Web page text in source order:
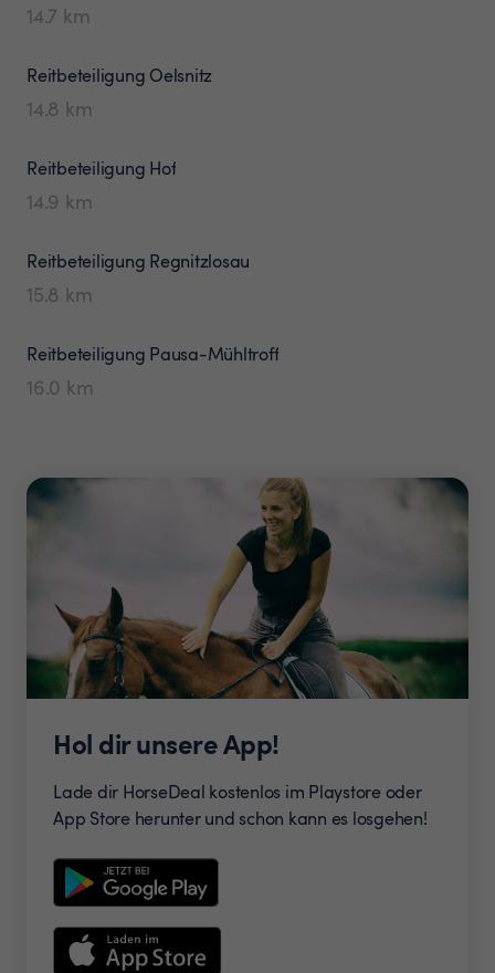
14.7 km
Reitbeteiligung Oelsnitz
14.8 km
Reitbeteiligung Hof
14.9 km
Reitbeteiligung Regnitzlosau
15.8 km
Reitbeteiligung Pausa-Mühltroff
16.0 km
Hol dir unsere App!
Lade dir HorseDeal kostenlos im Playstore oder
App Store herunter und schon kann es losgehen!